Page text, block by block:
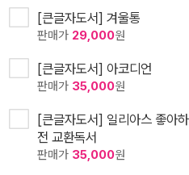
[큰글자도서] 겨울통
판매가 29,000원
[큰글자도서] 아코디언
판매가 35,000원
[큰글자도서] 일리아스 좋아
전 교환독서
판매가 35,000원